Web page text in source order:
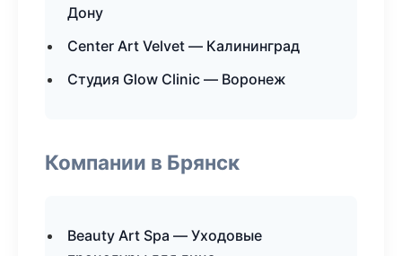
Дону
Center Art Velvet — Калининград
Студия Glow Clinic — Воронеж
Компании в Брянск
Beauty Art Spa — Уходовые